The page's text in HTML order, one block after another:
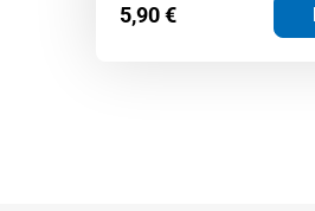
5,90€